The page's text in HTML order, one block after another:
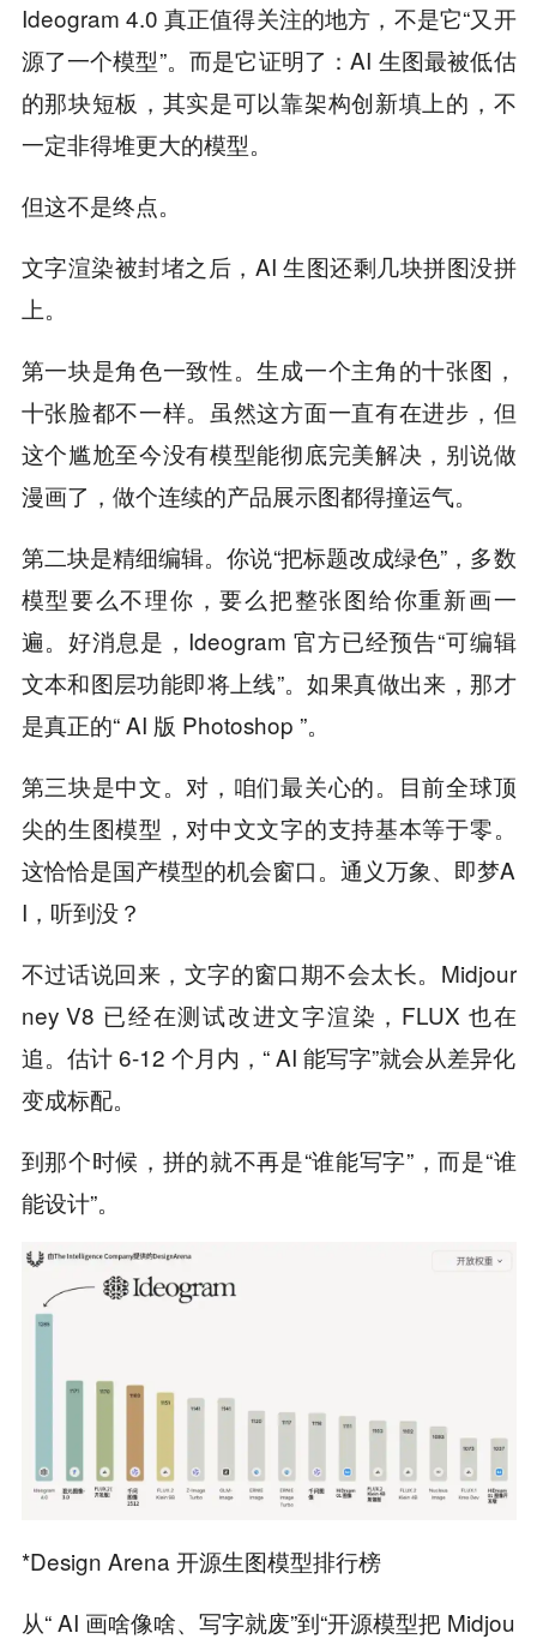
Ideogram 4.0 真正值得关注的地方，不是它“又开
源了一个模型”。而是它证明了：AI 生图最被低估
的那块短板，其实是可以靠架构创新填上的，不
一定非得堆更大的模型。
但这不是终点。
文字渲染被封堵之后，AI 生图还剩几块拼图没拼
上。
第一块是角色一致性。生成一个主角的十张图，
十张脸都不一样。虽然这方面一直有在进步，但
这个尴尬至今没有模型能彻底完美解决，别说做
漫画了，做个连续的产品展示图都得撞运气。
第二块是精细编辑。你说“把标题改成绿色”，多数
模型要么不理你，要么把整张图给你重新画一
遍。好消息是，Ideogram 官方已经预告“可编辑
文本和图层功能即将上线”。如果真做出来，那才
是真正的“ AI 版 Photoshop ”。
第三块是中文。对，咱们最关心的。目前全球顶
尖的生图模型，对中文文字的支持基本等于零。
这恰恰是国产模型的机会窗口。通义万象、即梦A
I，听到没？
不过话说回来，文字的窗口期不会太长。Midjour
ney V8 已经在测试改进文字渲染，FLUX 也在
追。估计 6-12 个月内，“ AI 能写字”就会从差异化
变成标配。
到那个时候，拼的就不再是“谁能写字”，而是“谁
能设计”。
*Design Arena 开源生图模型排行榜
从“ AI 画啥像啥、写字就废”到“开源模型把 Midjou